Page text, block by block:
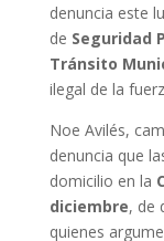
denuncia este
de Seguridad
Tránsito
ilegal de la
Noe Avilés,
denuncia que
domicilio en la
diciembre, de
quienes